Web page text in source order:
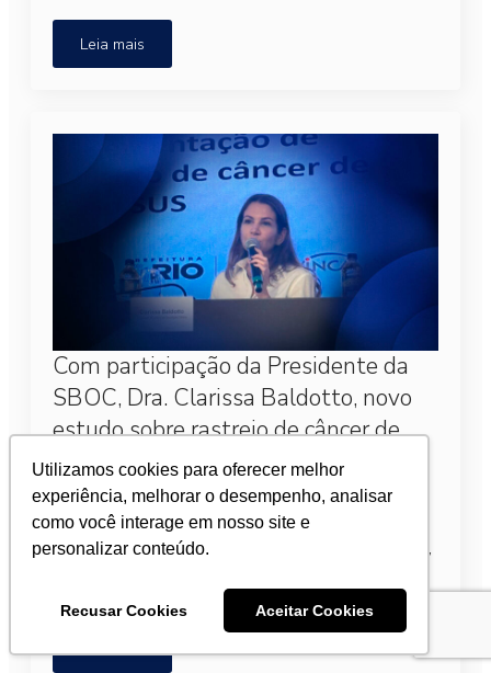
Utilizamos cookies para oferecer melhor
experiência, melhorar o desempenho, analisar
como você interage em nosso site e
personalizar conteúdo.
Recusar Cookies Aceitar Cookies
Leia mais
Com participação da Presidente da
SBOC, Dra. Clarissa Baldotto, novo
estudo sobre rastreio de câncer de
pulmão no SUS é anunciado
1 de abril de 2026
Ela defendeu a integração de esforços entre ciência,
para transformar o cenário da doença no país.
Leia mais